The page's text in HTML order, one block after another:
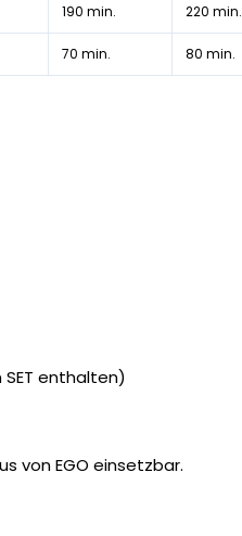
190 min. 220 min.
70 min. 80 min.
enthalten)
von EGO einsetzbar.